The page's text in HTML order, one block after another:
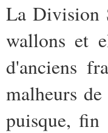
La Division
wallons et
d'anciens
malheurs
puisque,